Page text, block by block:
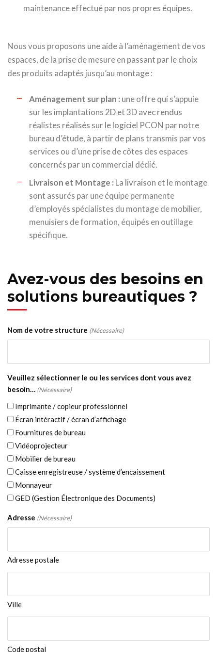
maintenance effectué par nos propres équipes.
Nous vous proposons une aide à l’aménagement de vos
espaces, de la prise de mesure en passant par le choix
des produits adaptés jusqu’au montage :
Aménagement sur plan : une offre qui s’appuie
sur les implantations 2D et 3D avec rendus
réalistes réalisés sur le logiciel PCON par notre
bureau d’étude, à partir de plans transmis par vos
services ou d’une prise de côtes des espaces
concernés par un commercial dédié.
Livraison et Montage : La livraison et le montage
sont assurés par une équipe permanente
d’employés spécialistes du montage de mobilier,
menuisiers de formation, équipés en outillage
spécifique.
Avez-vous des besoins en
solutions bureautiques ?
Nom de votre structure (Nécessaire)
Veuillez sélectionner le ou les services dont vous avez
besoin… (Nécessaire)
Imprimante / copieur professionnel
Écran intéractif / écran d’affichage
Fournitures de bureau
Vidéoprojecteur
Mobilier de bureau
Caisse enregistreuse / système d’encaissement
Monnayeur
GED (Gestion Électronique des Documents)
Adresse (Nécessaire)
Adresse postale
Ville
Code postal